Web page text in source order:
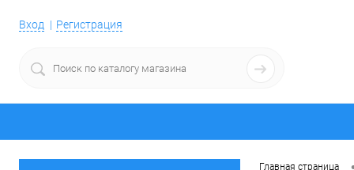
Вход Регистрация
Главная страница